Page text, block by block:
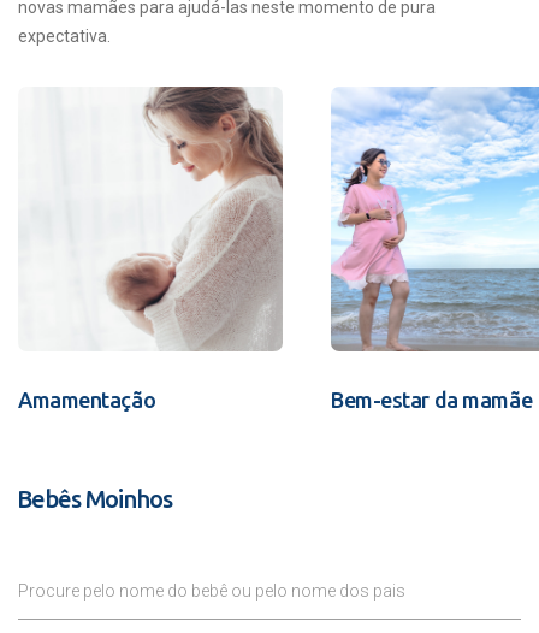
novas mamães para ajudá-las neste momento de pura
expectativa.
Amamentação Bem-estar da mamãe
Bebês Moinhos
Procure pelo nome do bebê ou pelo nome dos pais